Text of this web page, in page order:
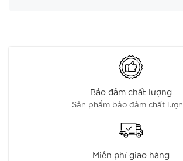
Bảo đảm chất lượng
Sản phẩm bảo đảm chất
Miễn phí giao hàng